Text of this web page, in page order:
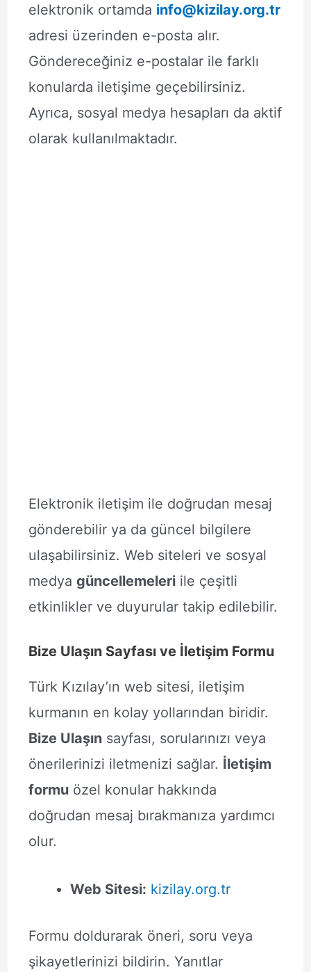
elektronik ortamda info@kizilay.org.tr
adresi üzerinden e-posta alır.
Göndereceğiniz e-postalar ile farklı
konularda iletişime geçebilirsiniz.
Ayrıca, sosyal medya hesapları da aktif
olarak kullanılmaktadır.
Elektronik iletişim ile doğrudan mesaj
gönderebilir ya da güncel bilgilere
ulaşabilirsiniz. Web siteleri ve sosyal
medya güncellemeleriile çeşitli
etkinlikler ve duyurular takip edilebilir.
Bize Ulaşın Sayfası ve İletişim Formu
Türk Kızılay’ın web sitesi, iletişim
kurmanın en kolay yollarından biridir.
Bize Ulaşınsayfası, sorularınızı veya
önerilerinizi iletmenizi sağlar. İletişim
formuözel konular hakkında
doğrudan mesaj bırakmanıza yardımcı
olur.
Web Sitesi: kizilay.org.tr
Formu doldurarak öneri, soru veya
şikayetlerinizi bildirin. Yanıtlar